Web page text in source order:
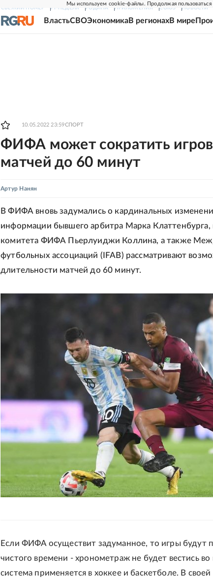
Мы используем cookie-файлы. Продолжая пользоваться
СВЕЖИЙ НОМЕР РГ-НЕДЕЛЯ РОДИНА ПРИЛОЖЕНИЯ СОЮЗ НОВОСТИ
ВластьСВОЭкономикаВ регионахВ мире
10.05.2022 23:59СПОРТ
ФИФА может сократить
матчей до 60 минут
Артур Нанян
В ФИФА вновь задумались о кардинальных
информации бывшего арбитра Марка Клаттенбурга,
комитета ФИФА Пьерлуиджи Коллина, а также
футбольных ассоциаций (IFAB) рассматривают
длительности матчей до 60 минут.
Если ФИФА осуществит задуманное, то игры будут
чистого времени - хронометраж не будет вестись во
система применяется в хоккее и баскетболе. В